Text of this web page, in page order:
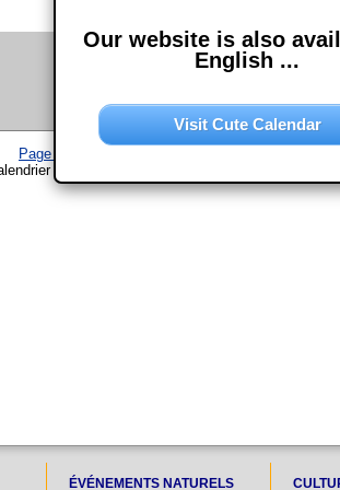
Page d'accueil
www.chouette-calendrier.com • 17. Février
ÉVÉNEMENTS NATURELS
Our website is also
English ...
Visit Cute Calendar